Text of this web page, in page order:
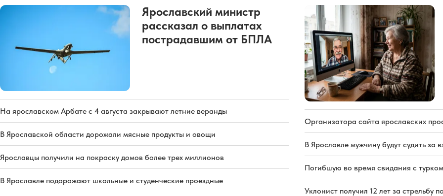
Ярославский министр
рассказал о выплатах
пострадавшим от БПЛА
На ярославском Арбате с 4 августа закрывают летние веранды
В Ярославской области дорожали мясные продукты и овощи
Ярославцы получили на покраску домов более трех миллионов
В Ярославле подорожают школьные и студенческие проездные
Организатора сайта ярославских
В Ярославле мужчину будут судить за
Погибшую во время свидания с
Уклонист получил 12 лет за стрельбу